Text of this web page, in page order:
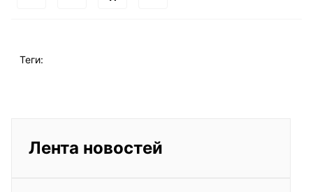
Теги:
Лента новостей